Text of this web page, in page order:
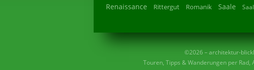
Renaissance Rittergut Romanik Saale
©2026 – architektur-
Touren, Tipps & Wanderungen per